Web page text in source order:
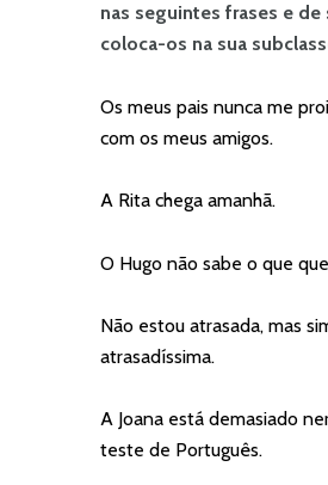
nas seguintes frases e de
coloca-os na sua
Os meus pais nunca me
com os meus amigos.
A Rita chega amanhã.
O Hugo não sabe o que
Não estou atrasada, mas
atrasadíssima.
A Joana está demasiado
teste de Português.